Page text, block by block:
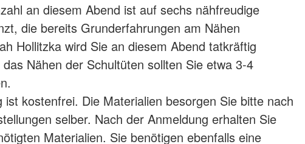
an diesem Abend ist auf sechs nähfreudige
die bereits Grunderfahrungen am Nähen
Hollitzka wird Sie an diesem Abend tatkräftig
Nähen der Schultüten sollten Sie etwa 3-4
ist kostenfrei. Die Materialien besorgen Sie bitte nach
selber. Nach der Anmeldung erhalten Sie
Materialien. Sie benötigen ebenfalls eine